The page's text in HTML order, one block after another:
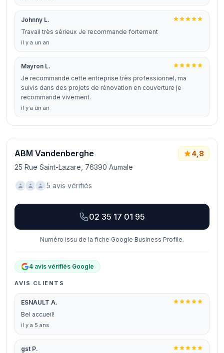
Johnny L.
Travail très sérieux Je recommande fortement
il y a un an
Mayron L.
Je recommande cette entreprise très professionnel, ma
suivis dans des projets de rénovation en couverture je
recommande vivement.
il y a un an
ABM Vandenberghe
25 Rue Saint-Lazare, 76390 Aumale
4,8
5 avis vérifiés
02 35 17 01 95
Numéro issu de la fiche Google Business Profile.
4 avis vérifiés Google
AVIS CLIENTS
ESNAULT A.
Bel accueil!
il y a 5 ans
gst P.